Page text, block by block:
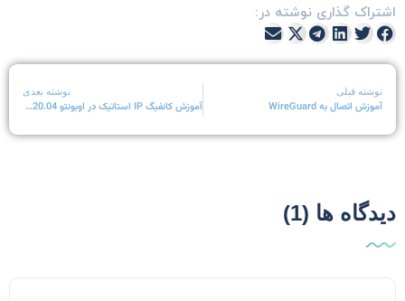
گذاری نوشته در:
نوشته قبلی
آموزش اتصال به WireGuard
نوشته بعدی
آموزش کانفیگ IP استاتیک در اوبونتو 20.04 Ubuntu
ها (1)